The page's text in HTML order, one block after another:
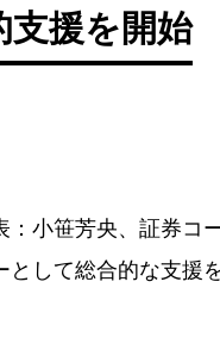
支援を開始
小笹芳央、証券コ
して総合的な支援